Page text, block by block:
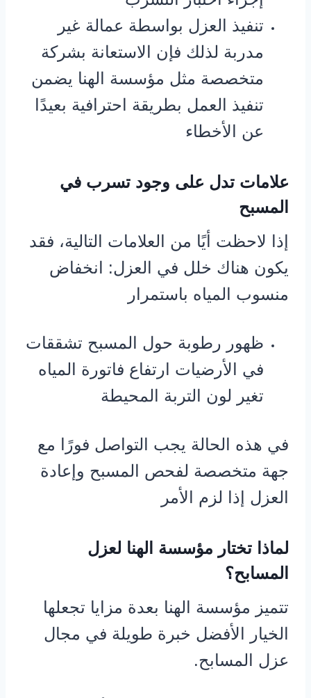
تنفيذ العزل بواسطة عمالة غير
مدربة لذلك فإن الاستعانة بشركة
متخصصة مثل مؤسسة الهنا يضمن
تنفيذ العمل بطريقة احترافية بعيدًا
عن الأخطاء
علامات تدل على وجود تسرب في
المسبح
إذا لاحظت أيًا من العلامات التالية، فقد
يكون هناك خلل في العزل: انخفاض
منسوب المياه باستمرار
ظهور رطوبة حول المسبح تشققات
في الأرضيات ارتفاع فاتورة المياه
تغير لون التربة المحيطة
في هذه الحالة يجب التواصل فورًا مع
جهة متخصصة لفحص المسبح وإعادة
العزل إذا لزم الأمر
لماذا تختار مؤسسة الهنا لعزل
المسابح؟
تتميز مؤسسة الهنا بعدة مزايا تجعلها
الخيار الأفضل خبرة طويلة في مجال
عزل المسابح.